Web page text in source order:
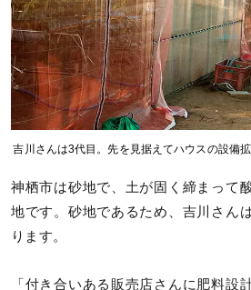
吉川さんは3代目。先を見据えてハウスの設備
神栖市は砂地で、土が固く締まって
地です。砂地であるため、吉川さん
ります。
「付き合いある販売店さんに肥料設